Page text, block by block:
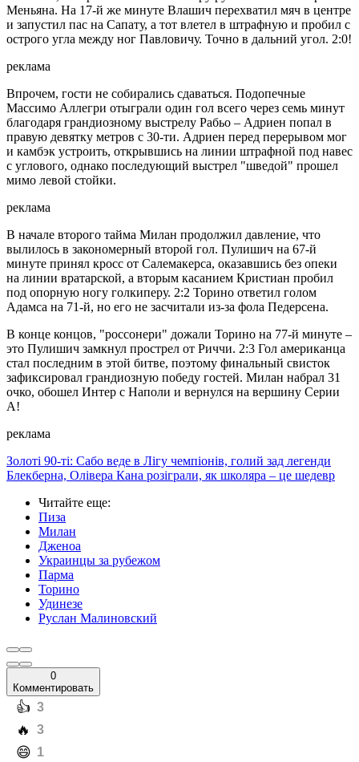
Меньяна. На 17-й же минуте Влашич перехватил мяч в центре
и запустил пас на Сапату, а тот влетел в штрафную и пробил с
острого угла между ног Павловичу. Точно в дальний угол. 2:0!
реклама
Впрочем, гости не собирались сдаваться. Подопечные
Массимо Аллегри отыграли один гол всего через семь минут
благодаря грандиозному выстрелу Рабьо – Адриен попал в
правую девятку метров с 30-ти. Адриен перед перерывом мог
и камбэк устроить, открывшись на линии штрафной под навес
с углового, однако последующий выстрел "шведой" прошел
мимо левой стойки.
реклама
В начале второго тайма Милан продолжил давление, что
вылилось в закономерный второй гол. Пулишич на 67-й
минуте принял кросс от Салемакерса, оказавшись без опеки
на линии вратарской, а вторым касанием Кристиан пробил
под опорную ногу голкиперу. 2:2 Торино ответил голом
Адамса на 71-й, но его не засчитали из-за фола Педерсена.
В конце концов, "россонери" дожали Торино на 77-й минуте –
это Пулишич замкнул прострел от Риччи. 2:3 Гол американца
стал последним в этой битве, поэтому финальный свисток
зафиксировал грандиозную победу гостей. Милан набрал 31
очко, обошел Интер с Наполи и вернулся на вершину Серии
А!
реклама
Золоті 90-ті: Сабо веде в Лігу чемпіонів, голий зад легенди
Блекберна, Олівера Кана розіграли, як школяра – це шедевр
Читайте еще:
Пиза
Милан
Дженоа
Украинцы за рубежом
Парма
Торино
Удинезе
Руслан Малиновский
0
Комментировать
️👍 3
️🔥 3
️😄 1